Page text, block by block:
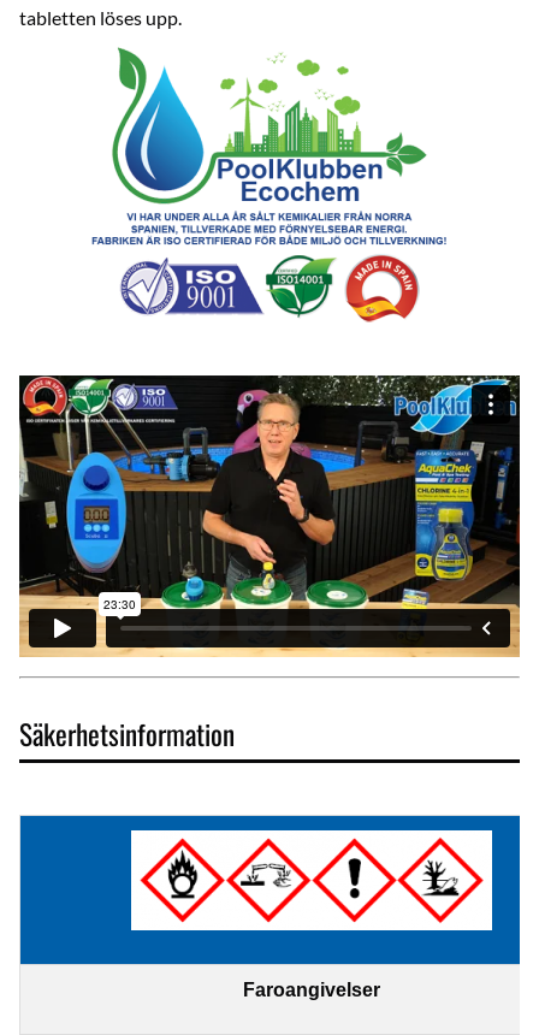
tabletten löses upp.
Säkerhetsinformation
Faroangivelser